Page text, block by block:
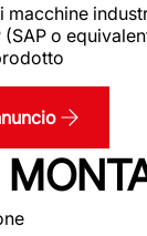
(SAP o